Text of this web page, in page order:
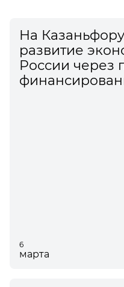
На
развитие
России через
6
марта